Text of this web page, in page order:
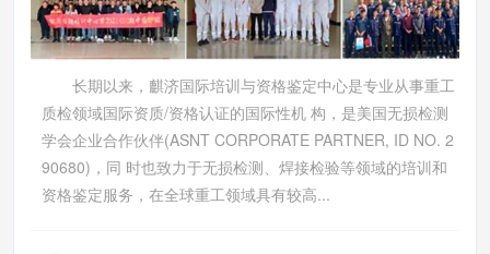
​ 长期以来，麒济国际培训与资格鉴定中心是专业从事重工
质检领域国际资质/资格认证的国际性机 构，是美国无损检测
学会企业合作伙伴(ASNT CORPORATE PARTNER, ID NO. 2
90680)，同 时也致力于无损检测、焊接检验等领域的培训和
资格鉴定服务，在全球重工领域具有较高...